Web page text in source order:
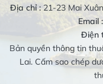
Địa chỉ :21-23 Mai
Email :
Điện
Bản quyền thông tin
Lai. Cấm sao chép